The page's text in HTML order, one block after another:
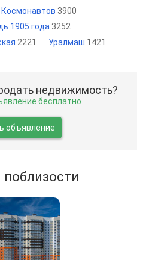
Космонавтов 3900
1905 года 3252
2221 Уралмаш 1421
недвижимость?
бесплатно
объявление